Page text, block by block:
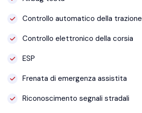
Controllo automatico della trazione
Controllo elettronico della corsia
ESP
Frenata di emergenza assistita
Riconoscimento segnali stradali